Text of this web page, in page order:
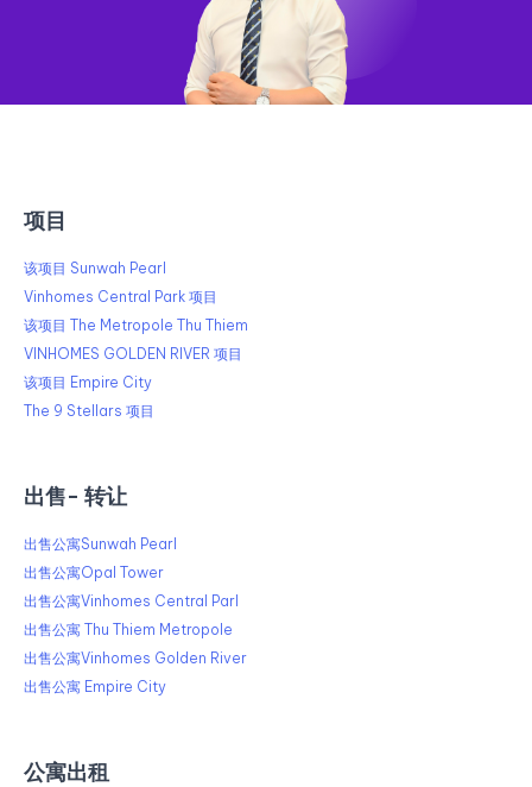
项目
该项目 Sunwah Pearl
Vinhomes Central Park 项目
该项目 The Metropole Thu Thiem
VINHOMES GOLDEN RIVER 项目
该项目 Empire City
The 9 Stellars 项目
出售​​- 转让
出售公寓Sunwah Pearl
出售公寓Opal Tower
出售公寓Vinhomes Central Parl
出售公寓 Thu Thiem Metropole
出售公寓Vinhomes Golden River
出售公寓 Empire City
公寓出租